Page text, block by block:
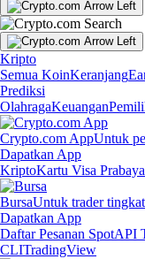
Kripto
Semua KoinKeranjang
Prediksi
OlahragaKeuangan
Crypto.com AppUntuk
Dapatkan App
KriptoKartu Visa
BursaUntuk trader
Dapatkan App
Daftar Pesanan SpotAPI
CLITradingView